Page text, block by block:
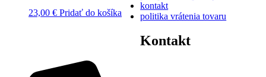
23,00 € Pridať do košíka
kontakt
politika vrátenia tovaru
Kontakt